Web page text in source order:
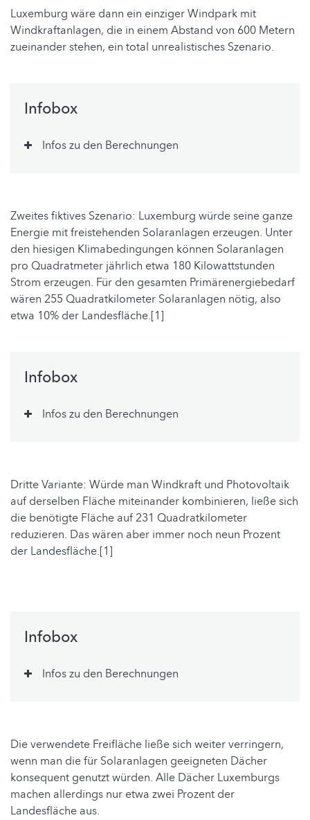
Luxemburg wäre dann ein einziger Windpark mit
Windkraftanlagen, die in einem Abstand von 600 Metern
zueinander stehen, ein total unrealistisches Szenario.
Infobox
Infos zu den Berechnungen
Zweites fiktives Szenario: Luxemburg würde seine ganze
Energie mit freistehenden Solaranlagen erzeugen. Unter
den hiesigen Klimabedingungen können Solaranlagen
pro Quadratmeter jährlich etwa 180 Kilowattstunden
Strom erzeugen. Für den gesamten Primärenergiebedarf
wären 255 Quadratkilometer Solaranlagen nötig, also
etwa 10% der Landesfläche.[1]
Infobox
Infos zu den Berechnungen
Dritte Variante: Würde man Windkraft und Photovoltaik
auf derselben Fläche miteinander kombinieren, ließe sich
die benötigte Fläche auf 231 Quadratkilometer
reduzieren. Das wären aber immer noch neun Prozent
der Landesfläche.[1]
Infobox
Infos zu den Berechnungen
Die verwendete Freifläche ließe sich weiter verringern,
wenn man die für Solaranlagen geeigneten Dächer
konsequent genutzt würden. Alle Dächer Luxemburgs
machen allerdings nur etwa zwei Prozent der
Landesfläche aus.